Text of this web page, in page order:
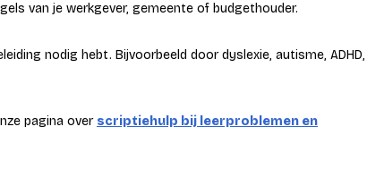
van je werkgever, gemeente of budgethouder.
nodig hebt. Bijvoorbeeld door dyslexie, autisme, ADHD,
pagina over scriptiehulp bij leerproblemen en